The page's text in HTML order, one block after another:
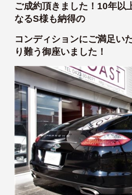
ご成約頂きました！10年以
なるS様も納得の
コンディションにご満足い
り難う御座いました！